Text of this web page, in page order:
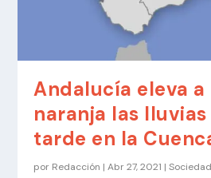
Andalucía eleva a
naranja las
tarde en la
por Redacción |Abr 27, 2021 |Sociedad